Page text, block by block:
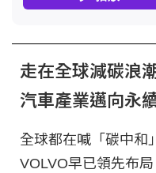
場活動，展現在氣候
國會員國，仍積極參
碳。未來，如何利用
永續發展，將是各國共同
走在全球減碳浪
汽車產業邁向永
EP25
全球都在喊「碳中和
VOLVO早已領先布